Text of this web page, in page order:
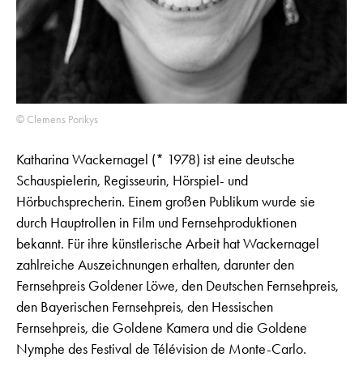
© Clemens Porikys
Katharina Wackernagel (* 1978) ist eine deutsche
Schauspielerin, Regisseurin, Hörspiel- und
Hörbuchsprecherin. Einem großen Publikum wurde sie
durch Hauptrollen in Film und Fernsehproduktionen
bekannt. Für ihre künstlerische Arbeit hat Wackernagel
zahlreiche Auszeichnungen erhalten, darunter den
Fernsehpreis Goldener Löwe, den Deutschen Fernsehpreis,
den Bayerischen Fernsehpreis, den Hessischen
Fernsehpreis, die Goldene Kamera und die Goldene
Nymphe des Festival de Télévision de Monte-Carlo.